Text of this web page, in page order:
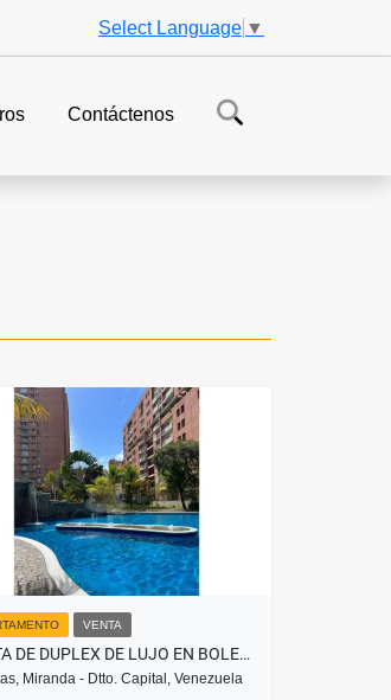
Select Language ▼
Contáctenos
VENTA
VENTA DE DUPLEX DE LUJO EN BOLEITA NORTE
Miranda - Dtto. Capital, Venezuela